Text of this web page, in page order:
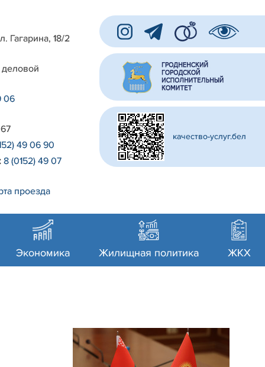
Гагарина, 18/2
06
49 06 90
8 (0152) 49 07
проезда
качество-услуг.бел
Экономика Жилищная политика ЖКХ